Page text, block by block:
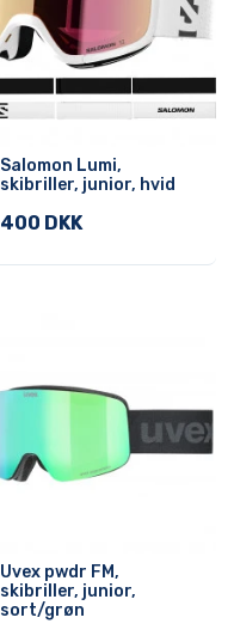
Salomon Lumi,
skibriller, junior, hvid
400 DKK
Uvex pwdr FM,
skibriller, junior,
sort/grøn